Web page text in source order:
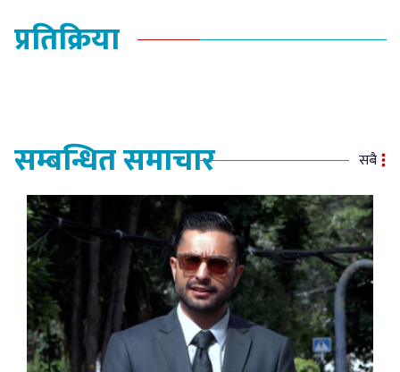
प्रतिक्रिया
सम्बन्धित समाचार सबै